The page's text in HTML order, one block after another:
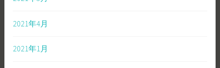
2021年4月
2021年1月